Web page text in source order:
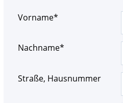
Pflichtfeld
Vorname*
Pflichtfeld
Nachname*
Straße, Hausnummer